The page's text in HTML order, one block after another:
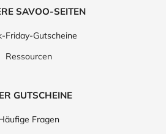
SAVOO-SEITEN
Friday-Gutscheine
Ressourcen
GUTSCHEINE
Fragen